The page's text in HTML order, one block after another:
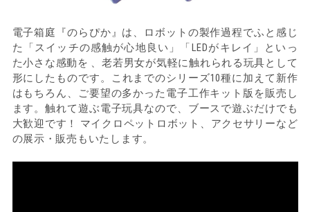
電子箱庭『のらぴか』は、ロボットの製作過程でふと感じ
た「スイッチの感触が心地良い」「LEDがキレイ」といっ
た小さな感動を 、老若男女が気軽に触れられる玩具として
形にしたものです。これまでのシリーズ10種に加えて新作
はもちろん、ご要望の多かった電子工作キット版を販売し
ます。触れて遊ぶ電子玩具なので、ブースで遊ぶだけでも
大歓迎です！ マイクロペットロボット、アクセサリーなど
の展示・販売もいたします。